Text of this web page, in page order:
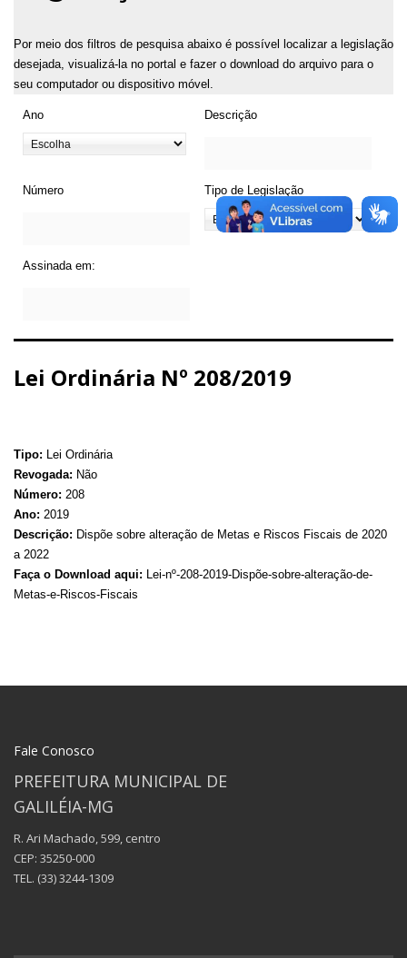
Por meio dos filtros de pesquisa abaixo é possível localizar a legislação
desejada, visualizá-la no portal e fazer o download do arquivo para o
seu computador ou dispositivo móvel.
Ano Descrição
Número Tipo de Legislação
Assinada em:
Lei Ordinária Nº 208/2019
Tipo: Lei Ordinária
Revogada: Não
Número: 208
Ano: 2019
Descrição: Dispõe sobre alteração de Metas e Riscos Fiscais de 2020
a 2022
Faça o Download aqui: Lei-nº-208-2019-Dispõe-sobre-alteração-de-
Metas-e-Riscos-Fiscais
Fale Conosco
PREFEITURA MUNICIPAL DE
GALILÉIA-MG
R. Ari Machado, 599, centro
CEP: 35250-000
TEL. (33) 3244-1309